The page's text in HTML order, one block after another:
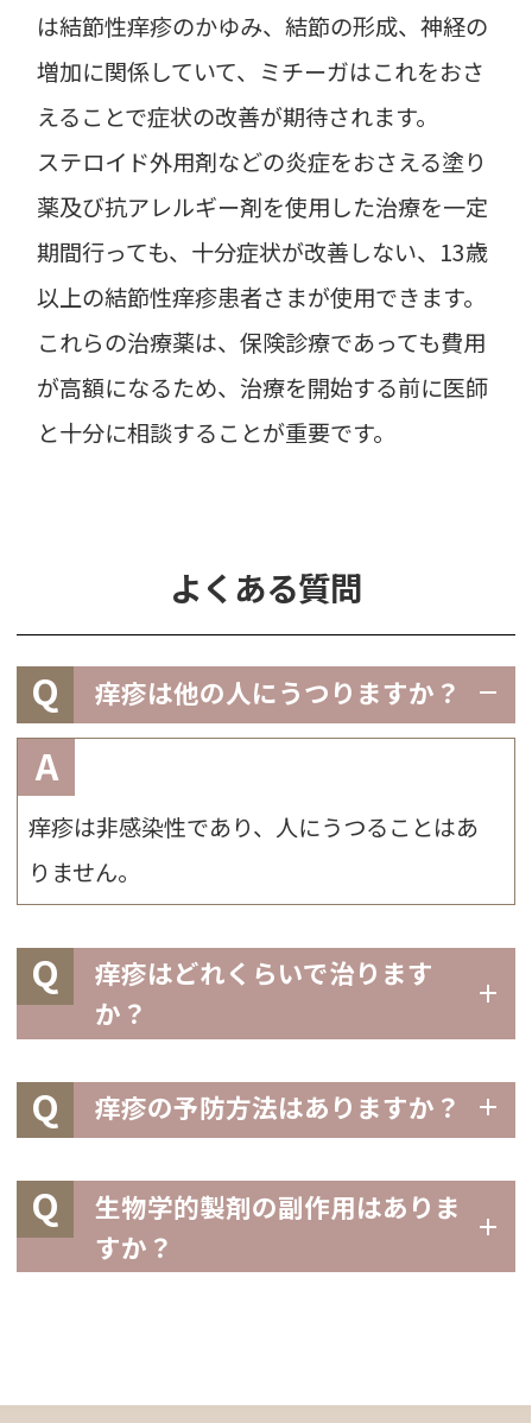
は結節性痒疹のかゆみ、結節の形成、神経の
増加に関係していて、ミチーガはこれをおさ
えることで症状の改善が期待されます。
ステロイド外用剤などの炎症をおさえる塗り
薬及び抗アレルギー剤を使用した治療を一定
期間行っても、十分症状が改善しない、13歳
以上の結節性痒疹患者さまが使用できます。
これらの治療薬は、保険診療であっても費用
が高額になるため、治療を開始する前に医師
と十分に相談することが重要です。
よくある質問
Q 痒疹は他の人にうつりますか？
A
痒疹は非感染性であり、人にうつることはあ
りません。
Q
痒疹はどれくらいで治ります
か？
Q 痒疹の予防方法はありますか？
Q
生物学的製剤の副作用はありま
すか？